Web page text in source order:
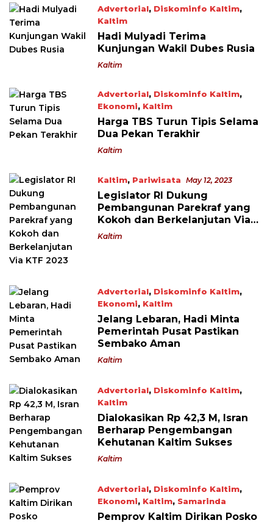
Advertorial, Diskominfo Kaltim,
Kaltim
May 24, 2023
Hadi Mulyadi Terima
Kunjungan Wakil Dubes Rusia
Kaltim
Advertorial, Diskominfo Kaltim,
Ekonomi, Kaltim
May 13, 2023
Harga TBS Turun Tipis Selama
Dua Pekan Terakhir
Kaltim
Kaltim, Pariwisata May 12, 2023
Legislator RI Dukung
Pembangunan Parekraf yang
Kokoh dan Berkelanjutan Via
KTF 2023
Kaltim
Advertorial, Diskominfo Kaltim,
Ekonomi, Kaltim
April 18, 2023
Jelang Lebaran, Hadi Minta
Pemerintah Pusat Pastikan
Sembako Aman
Kaltim
Advertorial, Diskominfo Kaltim,
Kaltim
April 2, 2023
Dialokasikan Rp 42,3 M, Isran
Berharap Pengembangan
Kehutanan Kaltim Sukses
Kaltim
Advertorial, Diskominfo Kaltim,
Ekonomi, Kaltim, Samarinda
April 2, 2023
Pemprov Kaltim Dirikan Posko